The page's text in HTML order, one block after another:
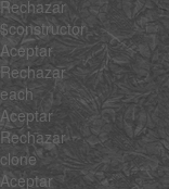
Rechazar
$constructor
Aceptar
Rechazar
each
Aceptar
Rechazar
clone
Aceptar